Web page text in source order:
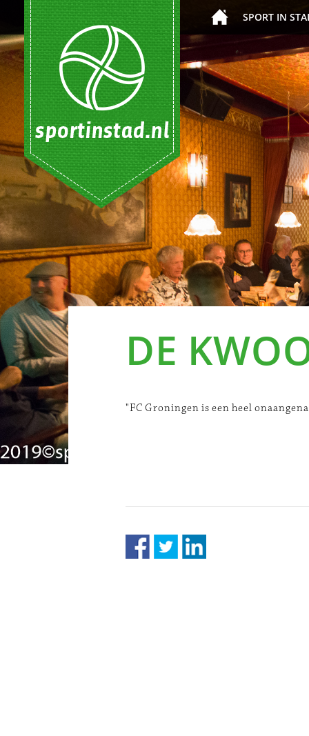
SPORT IN
DE
"FC Groningen is een heel